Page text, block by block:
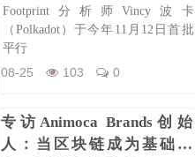
Footprint分析师Vincy波卡
（Polkadot）于今年11月12日首批
平行
08-25 103 0
专访Animoca Brands创始
人：当区块链成为基础设